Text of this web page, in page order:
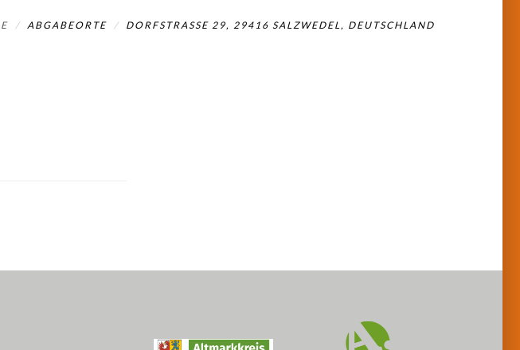
ABGABEORTE DORFSTRASSE 29, 29416 SALZWEDEL, DEUTSCHLAND